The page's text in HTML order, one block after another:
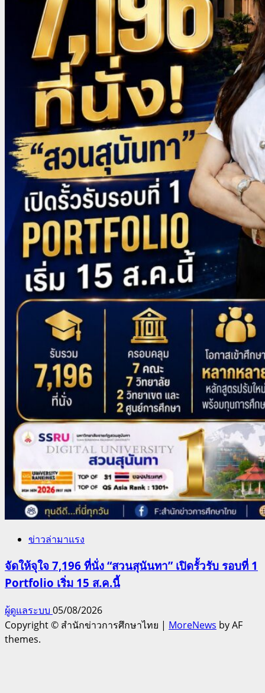
ข่าวล่ามาแรง
จัดให้จุใจ 7,196 ที่นั่ง “สวนสุนันทา” เปิดรั้วรับ รอบที่ 1
Portfolio เริ่ม 15 ส.ค.นี้
ผู้ดูแลระบบ 05/08/2026
Copyright © สำนักข่าวการศึกษาไทย | MoreNews by AF
themes.